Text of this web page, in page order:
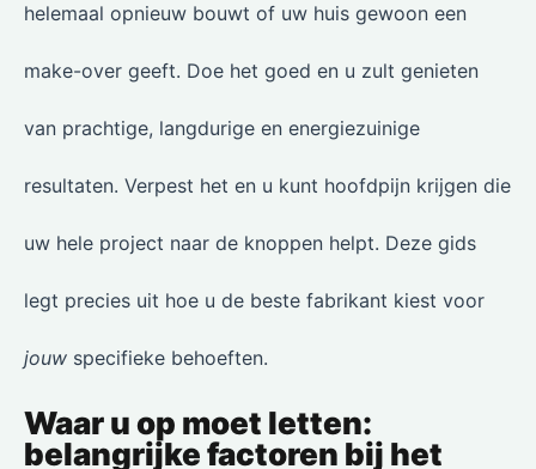
helemaal opnieuw bouwt of uw huis gewoon een
make-over geeft. Doe het goed en u zult genieten
van prachtige, langdurige en energiezuinige
resultaten. Verpest het en u kunt hoofdpijn krijgen die
uw hele project naar de knoppen helpt. Deze gids
legt precies uit hoe u de beste fabrikant kiest voor
jouw specifieke behoeften.
Waar u op moet letten:
belangrijke factoren bij het